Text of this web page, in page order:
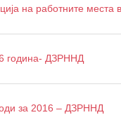
на работните
година- ДЗРННД
за 2016 – ДЗРННД